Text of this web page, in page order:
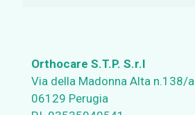
Orthocare S.T.P. S.r.l
Via della Madonna Alta n.138/a
06129 Perugia